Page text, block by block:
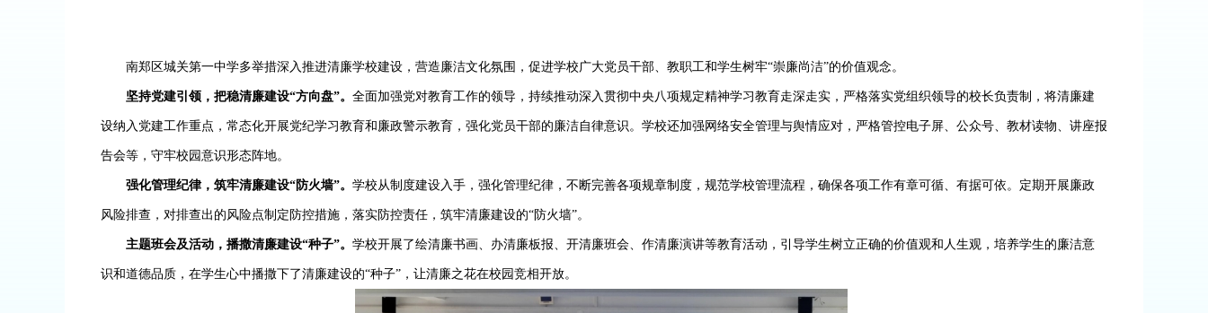
南郑区城关第一中学多举措深入推进清廉学校建设，营造廉洁文化氛围，促进学校广大党员干部、教职工和学生树牢“崇廉尚洁”的价值观念。
坚持党建引领，把稳清廉建设“方向盘”。全面加强党对教育工作的领导，持续推动深入贯彻中央八项规定精神学习教育走深走实，严格落实党组织领导的校长负责制，将清廉建
设纳入党建工作重点 ， 常态化开展党纪学习教育和廉政警示教育，强化党员干部的廉洁自律意识。学校还加强网络安全管理与舆情应对，严格管控电子屏、公众号、教材读物、讲座报
告会等，守牢校园意识形态阵地。
强化管理纪律，筑牢清廉建设“防火墙”。学校从制度建设入手，强化管理纪律，不断完善各项规章制度，规范学校管理流程，确保各项工作有章可循、有据可依。定期开展廉政
风险排查，对排查出的风险点制定防控措施，落实防控责任，筑牢清廉建设的“防火墙”。
主题班会及活动，播撒清廉建设“种子”。学校开展了绘清廉书画、办清廉板报、开清廉班会、作清廉演讲等教育活动，引导学生树立正确的价值观和人生观，培养学生的廉洁意
识和道德品质，在学生心中播撒下了清廉建设的“种子”，让清廉之花在校园竞相开放。